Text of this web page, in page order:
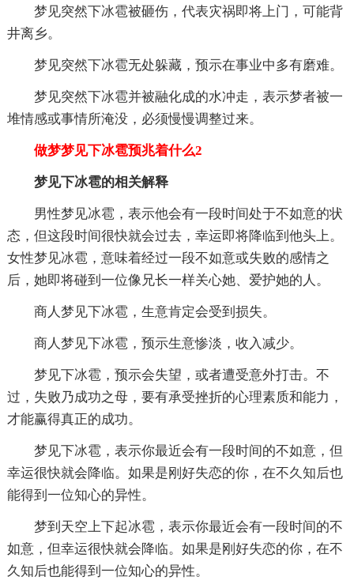
梦见突然下冰雹被砸伤，代表灾祸即将上门，可能背
井离乡。
梦见突然下冰雹无处躲藏，预示在事业中多有磨难。
梦见突然下冰雹并被融化成的水冲走，表示梦者被一
堆情感或事情所淹没，必须慢慢调整过来。
做梦梦见下冰雹预兆着什么2
梦见下冰雹的相关解释
男性梦见冰雹，表示他会有一段时间处于不如意的状
态，但这段时间很快就会过去，幸运即将降临到他头上。
女性梦见冰雹，意味着经过一段不如意或失败的感情之
后，她即将碰到一位像兄长一样关心她、爱护她的人。
商人梦见下冰雹，生意肯定会受到损失。
商人梦见下冰雹，预示生意惨淡，收入减少。
梦见下冰雹，预示会失望，或者遭受意外打击。不
过，失败乃成功之母，要有承受挫折的心理素质和能力，
才能赢得真正的成功。
梦见下冰雹，表示你最近会有一段时间的不如意，但
幸运很快就会降临。如果是刚好失恋的你，在不久知后也
能得到一位知心的异性。
梦到天空上下起冰雹，表示你最近会有一段时间的不
如意，但幸运很快就会降临。如果是刚好失恋的你，在不
久知后也能得到一位知心的异性。